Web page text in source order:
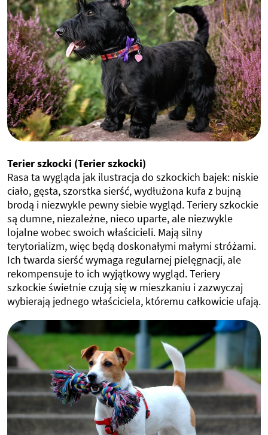
Terier szkocki (Terier szkocki)
Rasa ta wygląda jak ilustracja do szkockich bajek: niskie
ciało, gęsta, szorstka sierść, wydłużona kufa z bujną
brodą i niezwykle pewny siebie wygląd. Teriery szkockie
są dumne, niezależne, nieco uparte, ale niezwykle
lojalne wobec swoich właścicieli. Mają silny
terytorializm, więc będą doskonałymi małymi stróżami.
Ich twarda sierść wymaga regularnej pielęgnacji, ale
rekompensuje to ich wyjątkowy wygląd. Teriery
szkockie świetnie czują się w mieszkaniu i zazwyczaj
wybierają jednego właściciela, któremu całkowicie ufają.